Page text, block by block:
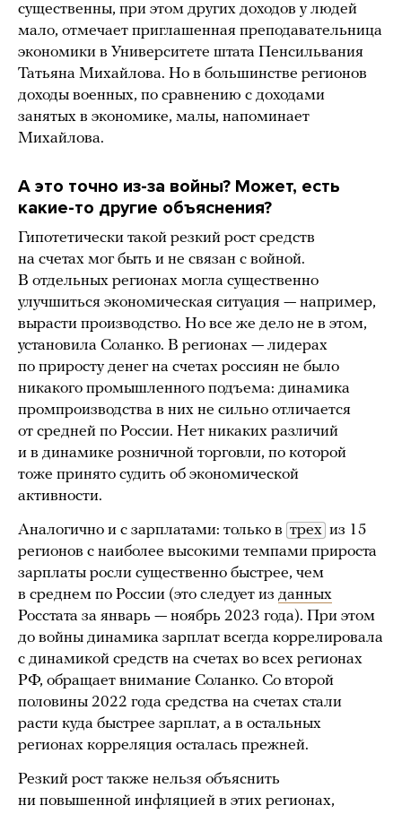
существенны, при этом других доходов у людей
мало, отмечает приглашенная преподавательница
экономики в Университете штата Пенсильвания
Татьяна Михайлова. Но в большинстве регионов
доходы военных, по сравнению с доходами
занятых в экономике, малы, напоминает
Михайлова.
А это точно из-за войны? Может, есть
какие-то другие объяснения?
Гипотетически такой резкий рост средств
на счетах мог быть и не связан с войной.
В отдельных регионах могла существенно
улучшиться экономическая ситуация — например,
вырасти производство. Но все же дело не в этом,
установила Соланко. В регионах — лидерах
по приросту денег на счетах россиян не было
никакого промышленного подъема: динамика
промпроизводства в них не сильно отличается
от средней по России. Нет никаких различий
и в динамике розничной торговли, по которой
тоже принято судить об экономической
активности.
Аналогично и с зарплатами: только в трех из 15
регионов с наиболее высокими темпами прироста
зарплаты росли существенно быстрее, чем
в среднем по России (это следует из данных
Росстата за январь — ноябрь 2023 года). При этом
до войны динамика зарплат всегда коррелировала
с динамикой средств на счетах во всех регионах
РФ, обращает внимание Соланко. Со второй
половины 2022 года средства на счетах стали
расти куда быстрее зарплат, а в остальных
регионах корреляция осталась прежней.
Резкий рост также нельзя объяснить
ни повышенной инфляцией в этих регионах,